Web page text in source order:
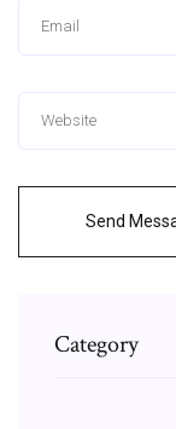
Send
Category